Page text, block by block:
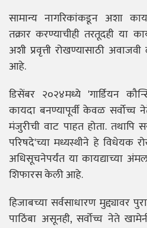
सामान्य नागरिकांकडून अशा
तक्रार करण्याचीही तरतूदही या
अशी प्रवृत्ती रोखण्यासाठी
आहे.
डिसेंबर २०२४मध्ये 'गार्डियन
कायदा बनण्यापूर्वी केवळ सर्वोच्च
मंजुरीची वाट पाहत होता. तथापि
परिषदे'च्या मध्यस्थीने हे विधेयक
अधिसूचनेपर्यंत या कायद्याच्या
शिफारस केली आहे.
हिजाबच्या सर्वसाधारण मुद्द्यावर
पाठिंबा असूनही, सर्वोच्च नेते